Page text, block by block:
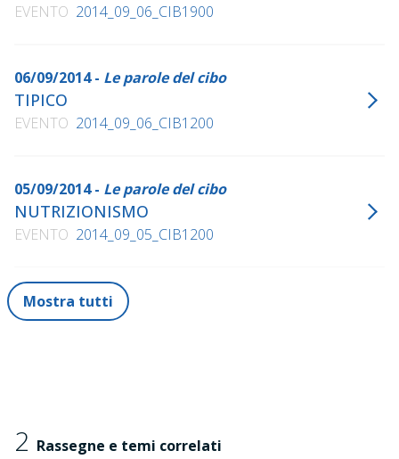
EVENTO 2014_09_06_CIB1900
06/09/2014 - Le parole del cibo
TIPICO
EVENTO 2014_09_06_CIB1200
05/09/2014 - Le parole del cibo
NUTRIZIONISMO
EVENTO 2014_09_05_CIB1200
Mostra tutti
2 Rassegne e temi correlati